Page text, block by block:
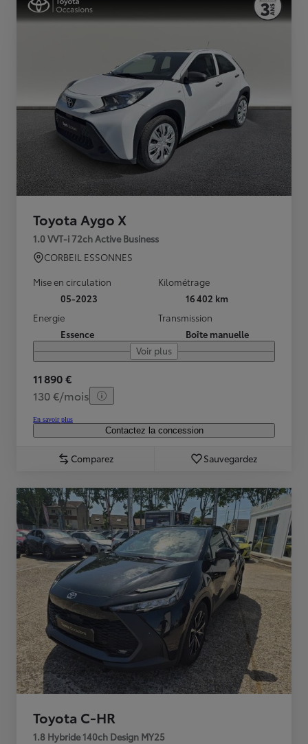
Toyota Aygo X
1.0 VVT-i 72ch Active Business
CORBEIL ESSONNES
Mise en circulation
05-2023
Kilométrage
16 402 km
Energie
Essence
Transmission
Boîte manuelle
Voir plus
11 890 €
130 €/mois
En savoir plus
Contactez la concession
Comparez Sauvegardez
Toyota C-HR
1.8 Hybride 140ch Design MY25